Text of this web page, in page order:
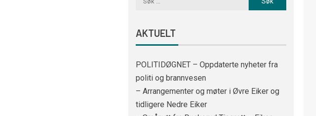
AKTUELT
POLITIDØGNET – Oppdaterte nyheter fra
politi og brannvesen
– Arrangementer og møter i Øvre Eiker og
tidligere Nedre Eiker